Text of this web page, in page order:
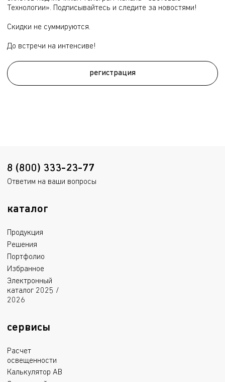
Технологии». Подписывайтесь и следите за новостями!
Скидки не суммируются.
До встречи на интенсиве!
регистрация
8 (800) 333-23-77
Ответим на ваши вопросы
каталог
Продукция
Решения
Портфолио
Избранное
Электронный
каталог 2025 /
2026
сервисы
Расчет
освещенности
Калькулятор АВ